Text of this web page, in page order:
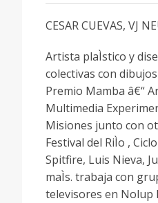
CESAR CUEVAS, VJ
Artista plaÌstico y
colectivas con
Premio Mamba â€“
Multimedia
Misiones junto con
Festival del RiÌo ,
Spitfire, Luis Nieva,
maÌs. trabaja con
televisores en Nolup